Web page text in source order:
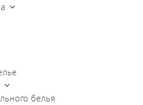
белья